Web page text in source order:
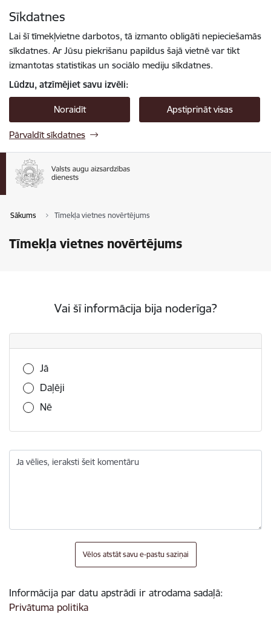
Sīkdatnes
Lai šī tīmekļvietne darbotos, tā izmanto obligāti nepieciešamās
sīkdatnes. Ar Jūsu piekrišanu papildus šajā vietnē var tikt
izmantotas statistikas un sociālo mediju sīkdatnes.
Lūdzu, atzīmējiet savu izvēli:
Noraidīt Apstiprināt visas
Pārvaldīt sīkdatnes
Sākums Tīmekļa vietnes novērtējums
Tīmekļa vietnes novērtējums
Vai šī informācija bija noderīga?
Vai šī informācija bija noderīga?
Jā
Daļēji
Nē
Ja vēlies, ieraksti šeit komentāru
Vēlos atstāt savu e-pastu saziņai
Informācija par datu apstrādi ir atrodama sadaļā:
Privātuma politika